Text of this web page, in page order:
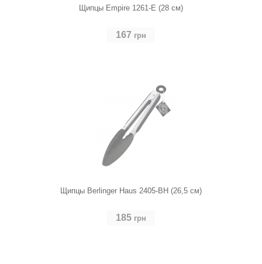
Щипцы Empire 1261-E (28 см)
167 грн
Щипцы Berlinger Haus 2405-BH (26,5 см)
185 грн